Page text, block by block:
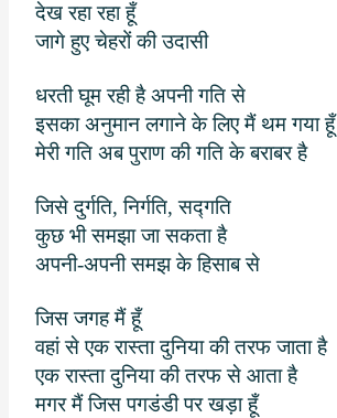
देख रहा रहा हूँ
जागे हुए चेहरों की उदासी
धरती घूम रही है अपनी गति से
इसका अनुमान लगाने के लिए मैं थम गया हूँ
मेरी गति अब पुराण की गति के बराबर है
जिसे दुर्गति,निर्गति,सद्गति
कुछ भी समझा जा सकता है
अपनी-अपनी समझ के हिसाब से
जिस जगह मैं हूँ
वहां से एक रास्ता दुनिया की तरफ जाता है
एक रास्ता दुनिया की तरफ से आता है
मगर मैं जिस पगडंडी पर खड़ा हूँ